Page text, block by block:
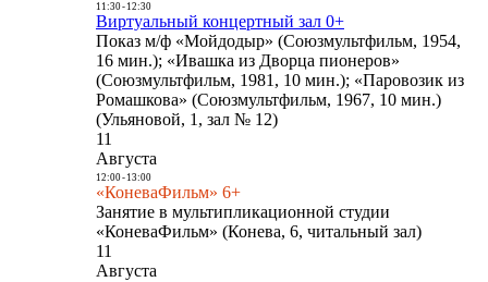
11:30- 12:30
Виртуальный концертный зал 0+
Показ м/ф «Мойдодыр» (Союзмультфильм, 1954,
16 мин.); «Ивашка из Дворца пионеров»
(Союзмультфильм, 1981, 10 мин.); «Паровозик из
Ромашкова» (Союзмультфильм, 1967, 10 мин.)
(Ульяновой, 1, зал № 12)
11
Августа
12:00- 13:00
«КоневаФильм» 6+
Занятие в мультипликационной студии
«КоневаФильм» (Конева, 6, читальный зал)
11
Августа